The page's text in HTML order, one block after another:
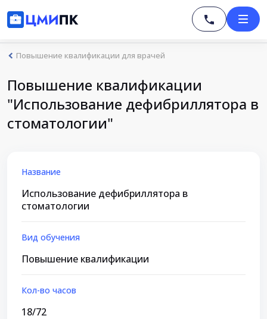
Повышение квалификации для врачей
Повышение квалификации
"Использование дефибриллятора в
стоматологии"
Название
Использование дефибриллятора в
стоматологии
Вид обучения
Повышение квалификации
Кол-во часов
18/72